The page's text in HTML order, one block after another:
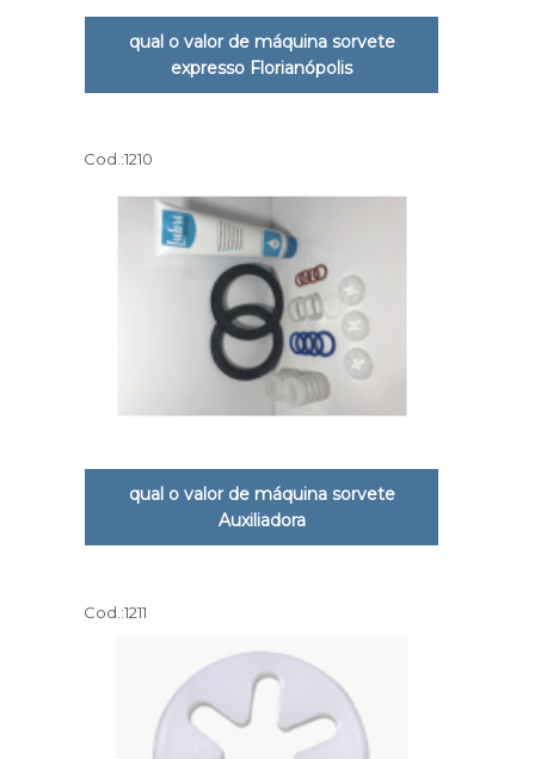
qual o valor de máquina sorvete
expresso Florianópolis
Cod.:1210
qual o valor de máquina sorvete
Auxiliadora
Cod.:1211